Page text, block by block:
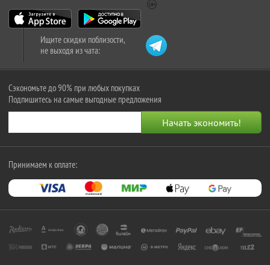
Ищите скидки поблизости,
не выходя из чата:
Сэкономьте до 90% при любых покупках
Подпишитесь на самые выгодные предложения
Принимаем к оплате: